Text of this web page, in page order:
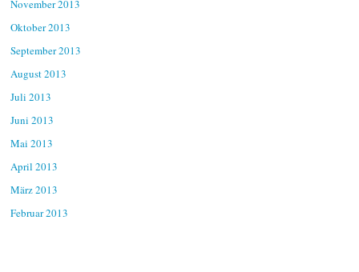
November 2013
Oktober 2013
September 2013
August 2013
Juli 2013
Juni 2013
Mai 2013
April 2013
März 2013
Februar 2013